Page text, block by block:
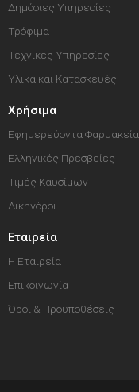
Δημόσιες Υπηρεσίες
Τρόφιμα
Τεχνικές Υπηρεσίες
Υλικά και Κατασκευές
Χρήσιμα
Εφημερεύοντα Φαρμακεία
Ελληνικές Πρεσβείες
Τιμές Καυσίμων
Δικηγόροι
Εταιρεία
Η Εταιρεία
Επικοινωνία
Όροι & Προϋποθέσεις